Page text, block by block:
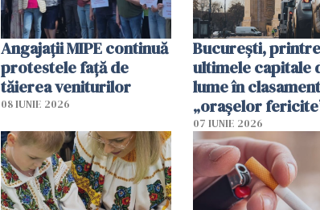
Angajaţii MIPE continuă
protestele faţă de
tăierea veniturilor
08 IUNIE 2026
București, printre
ultimele capitale
lume în
„orașelor
2026
07 IUNIE 2026